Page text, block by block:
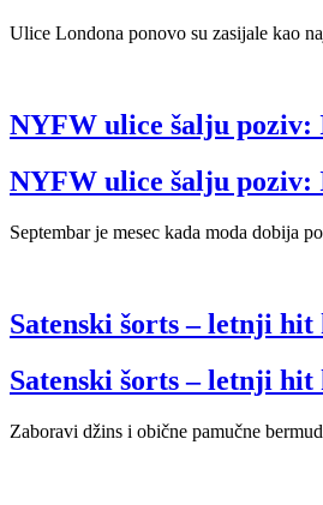
Ulice Londona ponovo su zasijale kao
NYFW ulice šalju poziv:
NYFW ulice šalju poziv:
Septembar je mesec kada moda dobija
Satenski šorts – letnji
Satenski šorts – letnji
Zaboravi džins i obične pamučne